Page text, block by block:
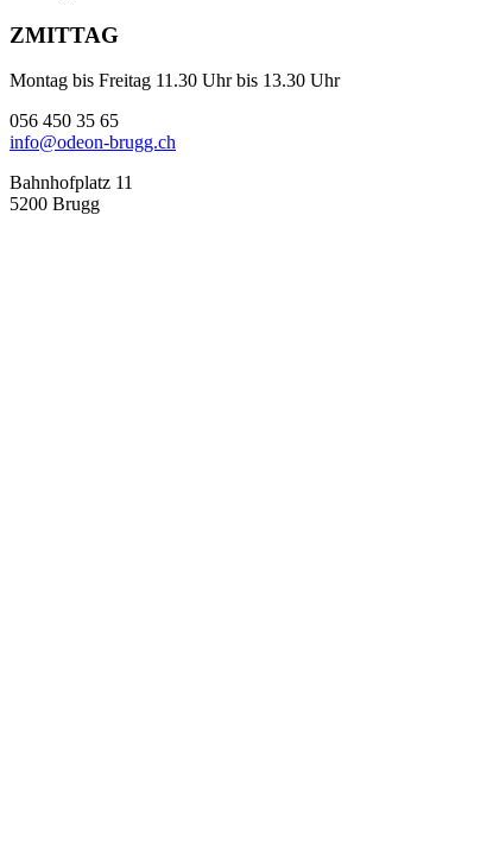
ZMITTAG
Montag bis Freitag 11.30 Uhr bis 13.30 Uhr
056 450 35 65
info@odeon-brugg.ch
Bahnhofplatz 11
5200 Brugg